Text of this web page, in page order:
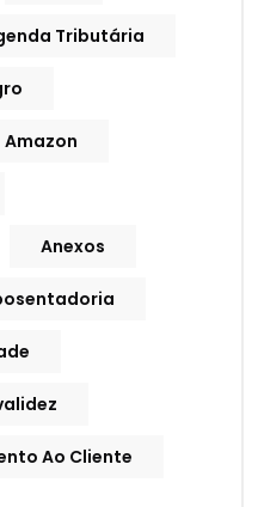
Tributária
Amazon
Anexos
Ao Cliente